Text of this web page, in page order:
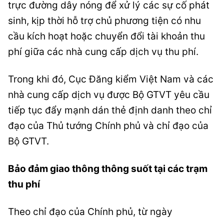
trực đường dây nóng để xử lý các sự cố phát
sinh, kịp thời hỗ trợ chủ phương tiện có nhu
cầu kích hoạt hoặc chuyển đổi tài khoản thu
phí giữa các nhà cung cấp dịch vụ thu phí.
Trong khi đó, Cục Đăng kiểm Việt Nam và các
nhà cung cấp dịch vụ được Bộ GTVT yêu cầu
tiếp tục đẩy mạnh dán thẻ định danh theo chỉ
đạo của Thủ tướng Chính phủ và chỉ đạo của
Bộ GTVT.
Bảo đảm giao thông thông suốt tại các trạm
thu phí
Theo chỉ đạo của Chính phủ, từ ngày